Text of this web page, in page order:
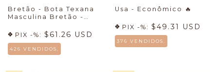
Bretão - Bota Texana
Masculina Bretão -
Cueca🔥
PIX -%: $61.26 USD
426 VENDIDOS.
Usa - Econômico 🔥
PIX -%: $49.31 USD
376 VENDIDOS.